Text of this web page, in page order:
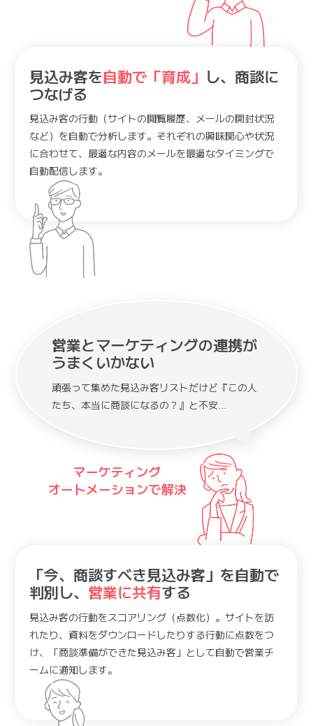
見込み客を自動で「育成」 し、商談に
つなげる
見込み客の行動（サイトの閲覧履歴、メールの開封状況
など）を自動で分析します。それぞれの興味関心や状況
に合わせて、最適な内容のメールを最適なタイミングで
自動配信します。
営業とマーケティングの連携が
うまくいかない
頑張って集めた見込み客リストだけど『この人
たち、本当に商談になるの？』と不安…
マーケティング
オートメーションで解決
「今、商談すべき見込み客」を自動で
判別し、 営業に共有する
見込み客の行動をスコアリング（点数化）。サイトを訪
れたり、資料をダウンロードしたりする行動に点数をつ
け、「商談準備ができた見込み客」として自動で営業チ
ームに通知します。